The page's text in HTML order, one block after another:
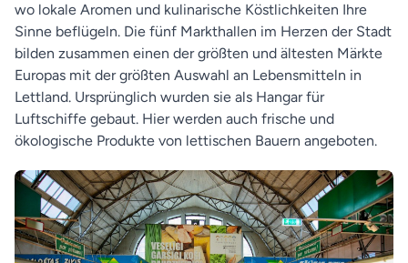
wo lokale Aromen und kulinarische Köstlichkeiten Ihre
Sinne beflügeln. Die fünf Markthallen im Herzen der Stadt
bilden zusammen einen der größten und ältesten Märkte
Europas mit der größten Auswahl an Lebensmitteln in
Lettland. Ursprünglich wurden sie als Hangar für
Luftschiffe gebaut. Hier werden auch frische und
ökologische Produkte von lettischen Bauern angeboten.